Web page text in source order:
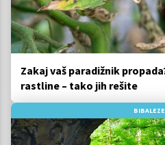
Zakaj vaš paradižnik
rastline – tako jih rešite